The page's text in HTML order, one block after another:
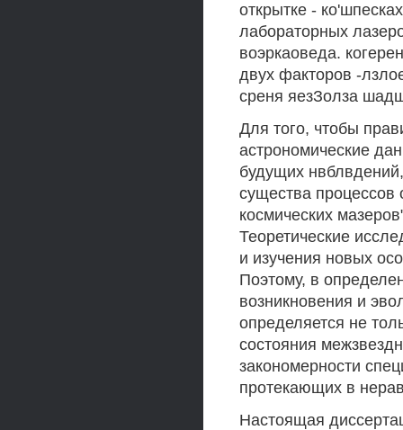
открытке -
лабораторных
воэркаоведа.
двух факторов -
среня яезЗолза
Для того, чтобы
астрономические
будущих
существа процессов
космических
Теоретические
и изучения новых
Поэтому, в
возникновения и
определяется не
состояния
закономерности
протекающих в
Настоящая